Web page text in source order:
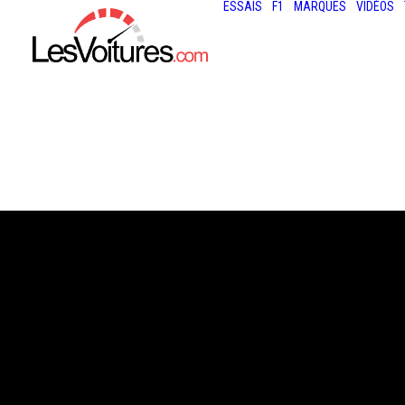
ESSAIS F1 MARQUES VIDÉOS